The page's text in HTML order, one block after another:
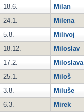
18.6.
Milan
24.1.
Milena
5.8.
Milivoj
18.12.
Miloslav
17.2.
Miloslava
25.1.
Miloš
3.8.
Miluše
6.3.
Mirek